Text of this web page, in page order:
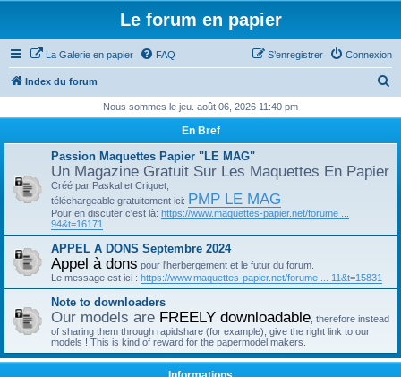
Le forum en papier
La Galerie en papier FAQ Connexion
S’enregistrer
Index du forum
h
Nous sommes le jeu. août 06, 2026 11:40 pm
En Bref
Passion Maquettes Papier "LE MAG"
Un Magazine Gratuit Sur Les Maquettes En Papier
Créé par Paskal et Criquet,
téléchargeable gratuitement ici: PMP LE MAG
Pour en discuter c'est là: https://www.maquettes-papier.net/forume ...
94&t=16171
APPEL A DONS Septembre 2024
Appel à dons pour l'herbergement et le futur du forum.
Le message est ici : https://www.maquettes-papier.net/forume ... 11&t=15831
Note to downloaders
Our models are FREELY downloadable , therefore instead
of sharing them through rapidshare (for example), give the right link to our
models ! This is kind of reward for the papermodel makers.